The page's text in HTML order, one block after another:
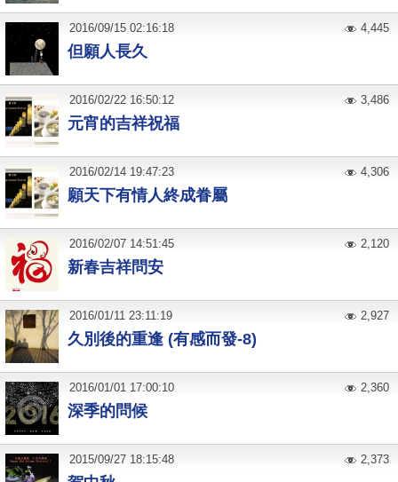
但願人長久
2016/09/15 02:16:18 4,445
元宵的吉祥祝福
2016/02/22 16:50:12 3,486
願天下有情人終成眷屬
2016/02/14 19:47:23 4,306
新春吉祥問安
2016/02/07 14:51:45 2,120
久別後的重逢 (有感而發-8)
2016/01/11 23:11:19 2,927
深季的問候
2016/01/01 17:00:10 2,360
2015/09/27 18:15:48 2,373